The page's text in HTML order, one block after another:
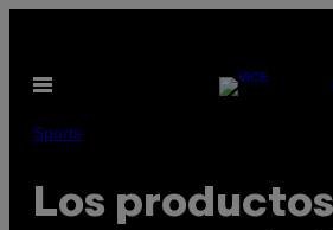
contenido
Abrir
Sports
Los productos